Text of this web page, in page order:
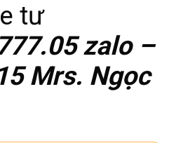
tư
zalo –
Mrs. Ngọc